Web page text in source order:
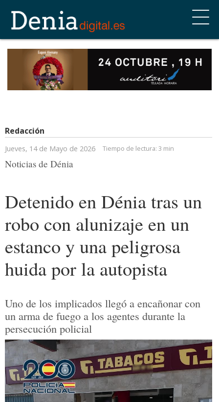
Redacción
Jueves, 14 de Mayo de 2026 Tiempo de lectura: 3 min
Noticias de Dénia
Detenido en Dénia tras un
robo con alunizaje en un
estanco y una peligrosa
huida por la autopista
Uno de los implicados llegó a encañonar con
un arma de fuego a los agentes durante la
persecución policial